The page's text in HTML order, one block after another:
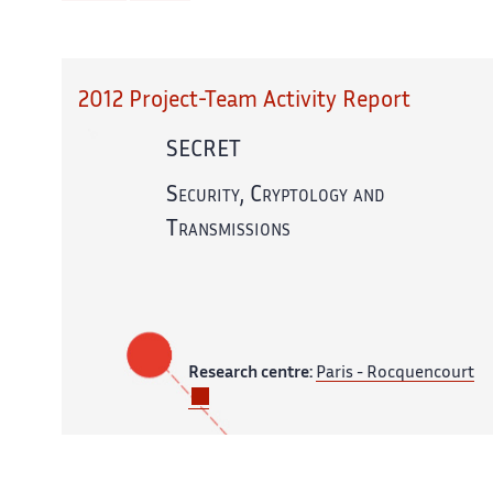
2012 Project-Team Activity Report
SECRET
Security, Cryptology and
Transmissions
Research centre: Paris - Rocquencourt